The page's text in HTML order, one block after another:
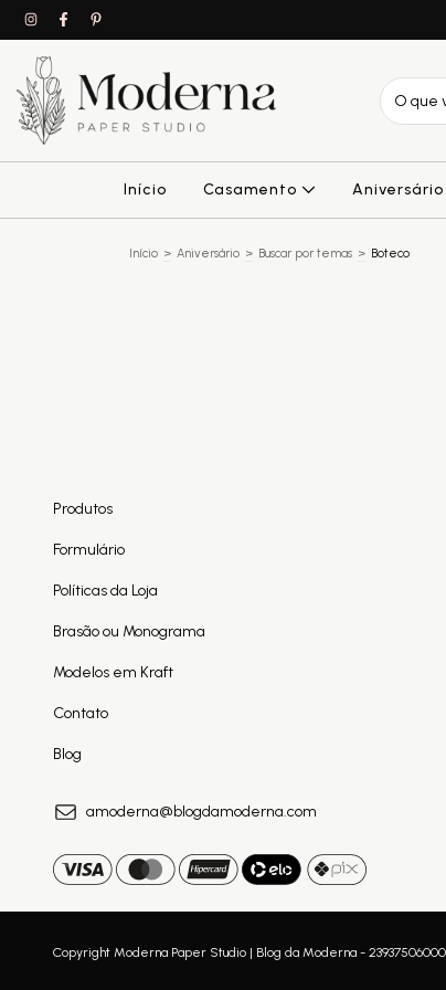
Início Casamento Aniversário
Início > Aniversário > Buscar por temas > Boteco
Produtos
Formulário
Políticas da Loja
Brasão ou Monograma
Modelos em Kraft
Contato
Blog
amoderna@blogdamoderna.com
Copyright Moderna Paper Studio | Blog da Moderna -